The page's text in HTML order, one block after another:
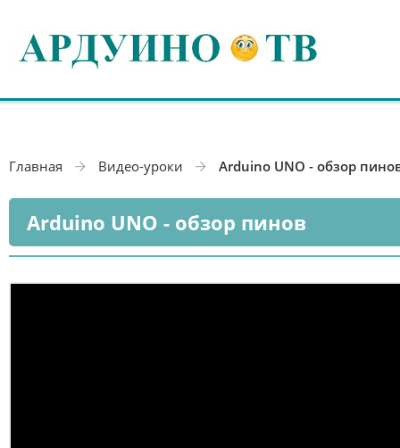
Главная Видео-уроки Arduino UNO - обзор
Arduino UNO - обзор пинов